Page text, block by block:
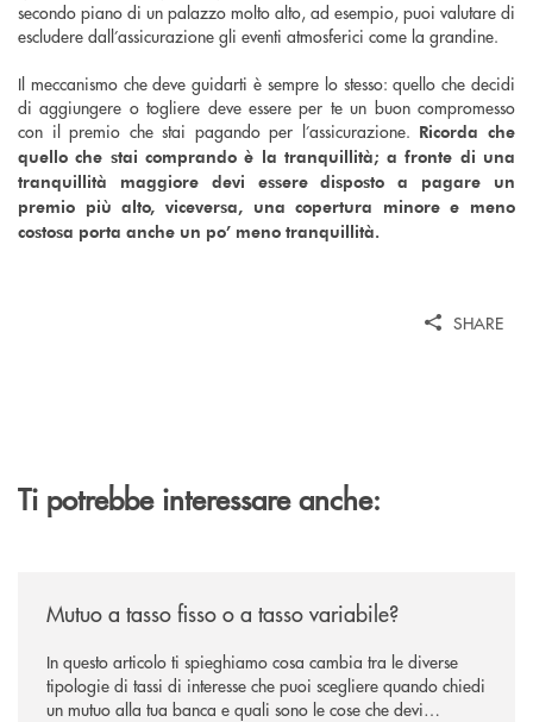
secondo piano di un palazzo molto alto, ad esempio, puoi valutare di
escludere dall’assicurazione gli eventi atmosferici come la grandine.
Il meccanismo che deve guidarti è sempre lo stesso: quello che decidi
di aggiungere o togliere deve essere per te un buon compromesso
con il premio che stai pagando per l’assicurazione. Ricorda che
quello che stai comprando è la tranquillità; a fronte di una
tranquillità maggiore devi essere disposto a pagare un
premio più alto, viceversa, una copertura minore e meno
costosa porta anche un po’ meno tranquillità.
SHARE
Ti potrebbe interessare anche:
Mutuo a tasso fisso o a tasso variabile?
In questo articolo ti spieghiamo cosa cambia tra le diverse
tipologie di tassi di interesse che puoi scegliere quando chiedi
un mutuo alla tua banca e quali sono le cose che devi